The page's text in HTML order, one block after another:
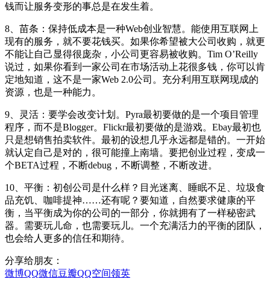
钱而让服务变形的事总是在发生着。
8、苗条：保持低成本是一种Web创业智慧。能使用互联网上
现有的服务，就不要花钱买。如果你希望被大公司收购，就更
不能让自己显得很庞杂，小公司更容易被收购。Tim O’Reilly
说过，如果你看到一家公司在市场活动上花很多钱，你可以肯
定地知道，这不是一家Web 2.0公司。充分利用互联网现成的
资源，也是一种能力。
9、灵活：要学会改变计划。Pyra最初要做的是一个项目管理
程序，而不是Blogger。Flickr最初要做的是游戏。Ebay最初也
只是想销售拍卖软件。最初的设想几乎永远都是错的。一开始
就认定自己是对的，很可能撞上南墙。要把创业过程，变成一
个BETA过程，不断debug，不断调整，不断改进。
10、平衡：初创公司是什么样？目光迷离、睡眠不足、垃圾食
品充饥、咖啡提神……还有呢？要知道，自然要求健康的平
衡，当平衡成为你的公司的一部分，你就拥有了一样秘密武
器。需要玩儿命，也需要玩儿。一个充满活力的平衡的团队，
也会给人更多的信任和期待。
分享给朋友：
微博QQ微信豆瓣QQ空间领英